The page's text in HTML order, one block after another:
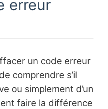
erreur
un code erreur
comprendre s’il
ou simplement d’un
faire la différence